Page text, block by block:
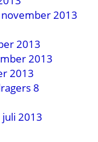
november 2013
2013
2013
2013
8
2013